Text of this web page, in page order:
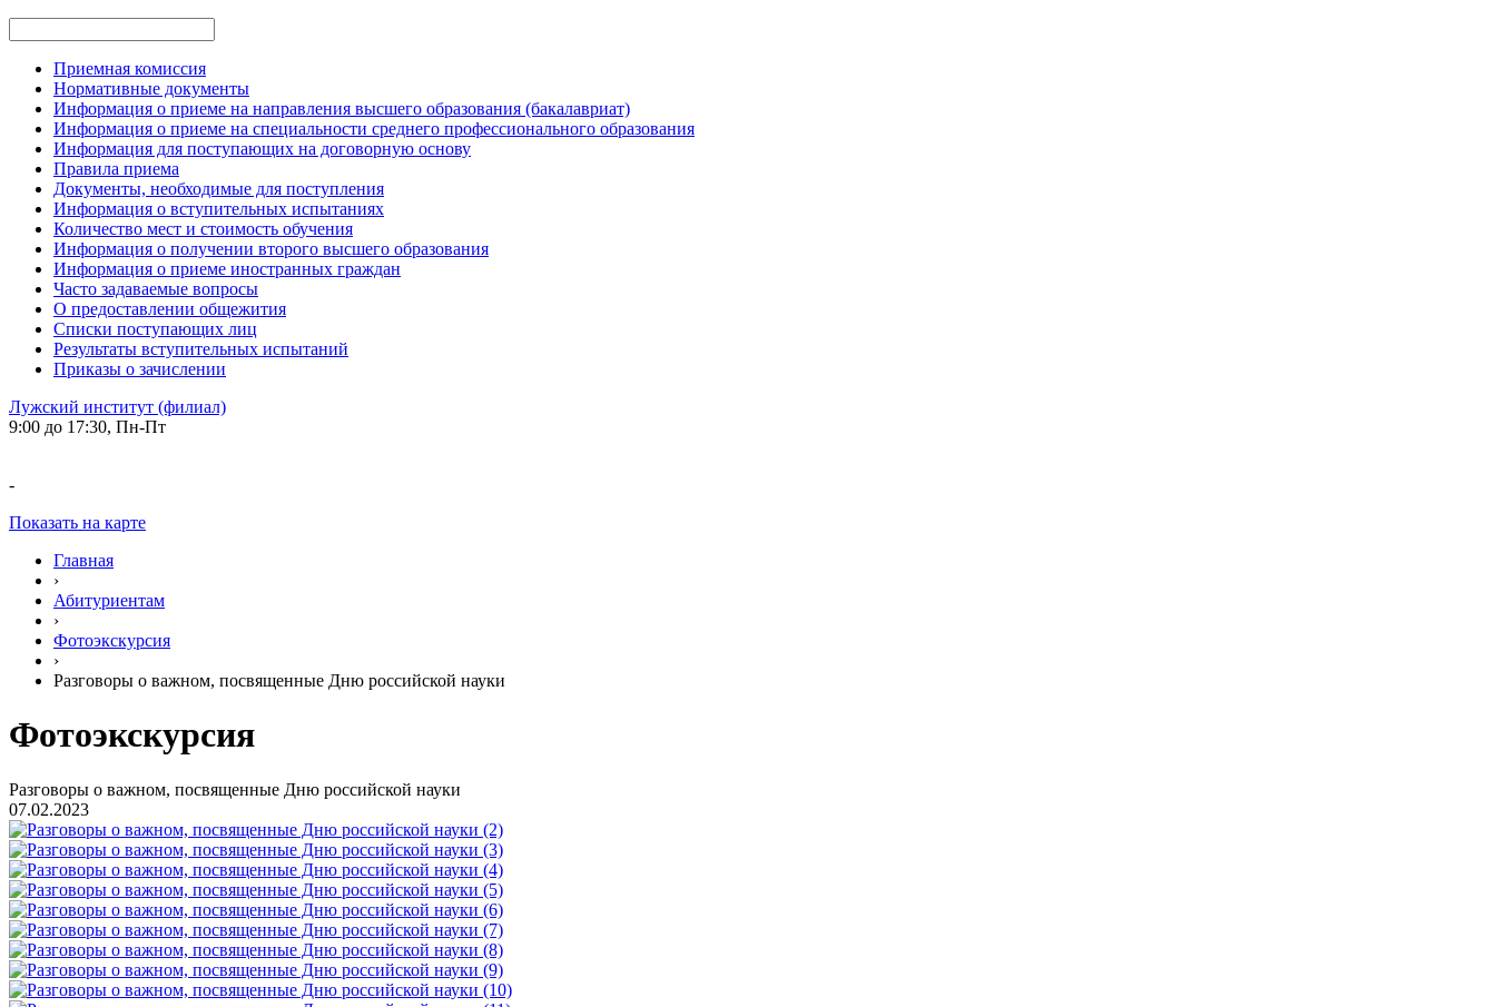
Приемная комиссия
Нормативные документы
Информация о приеме на направления высшего образования (бакалавриат)
Информация о приеме на специальности среднего профессионального образования
Информация для поступающих на договорную основу
Правила приема
Документы, необходимые для поступления
Информация о вступительных испытаниях
Количество мест и стоимость обучения
Информация о получении второго высшего образования
Информация о приеме иностранных граждан
Часто задаваемые вопросы
О предоставлении общежития
Списки поступающих лиц
Результаты вступительных испытаний
Приказы о зачислении
Лужский институт (филиал)
9:00 до 17:30, Пн-Пт
-
Показать на карте
Главная
›
Абитуриентам
›
Фотоэкскурсия
›
Разговоры о важном, посвященные Дню российской науки
Фотоэкскурсия
Разговоры о важном, посвященные Дню российской науки
07.02.2023